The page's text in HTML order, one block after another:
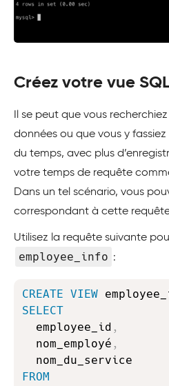
Créez votre vue
Il se peut que vous
données ou que vous y
du temps, avec plus
votre temps de requête
Dans un tel scénario, vous
correspondant à cette
Utilisez la requête suivante
employee_info :
CREATE VIEW
SELECT
  employee_id
,
  nom_employé
,
FROM